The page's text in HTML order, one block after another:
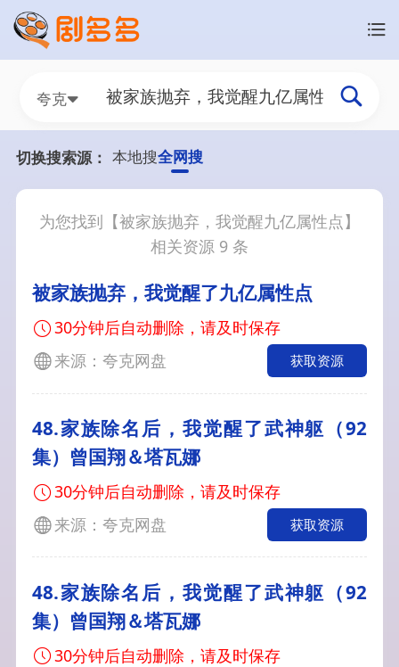
夸克
切换搜索源： 本地搜全网搜
为您找到【被家族抛弃，我觉醒九亿属性点】
相关资源 9 条
被家族抛弃，我觉醒了九亿属性点
30分钟后自动删除，请及时保存
来源：夸克网盘
获取资源
48.家族除名后，我觉醒了武神躯（92
集）曾国翔＆塔瓦娜
30分钟后自动删除，请及时保存
来源：夸克网盘
获取资源
48.家族除名后，我觉醒了武神躯（92
集）曾国翔＆塔瓦娜
30分钟后自动删除，请及时保存